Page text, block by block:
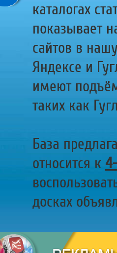
каталогах
показывает
сайтов в
Яндексе и
имеют
таких как
База
относится к
досках